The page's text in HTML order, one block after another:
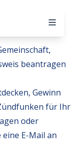
beantragen
Gewinn
für Ihr
oder
E-Mail an